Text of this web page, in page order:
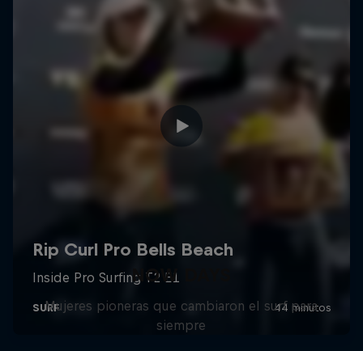
NOW DAYS
Mujeres pioneras que cambiaron el surf para
siempre